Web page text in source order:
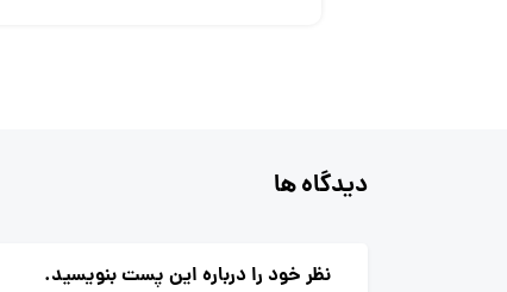
دیدگاه ها
نظر خود را درباره این پست بنویسید.